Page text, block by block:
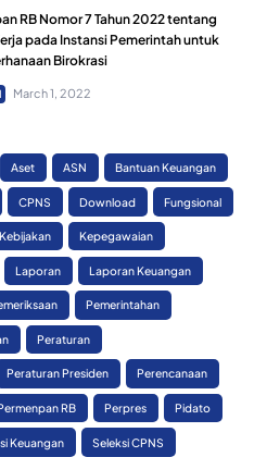
RB Nomor 7 Tahun 2022 tentang
pada Instansi Pemerintah untuk
Birokrasi
March 1, 2022
Aset ASN Bantuan Keuangan
CPNS Download Fungsional
Kebijakan Kepegawaian
Laporan Laporan Keuangan
Pemerintahan
Peraturan
Peraturan Presiden Perencanaan
RB Perpres Pidato
Keuangan Seleksi CPNS